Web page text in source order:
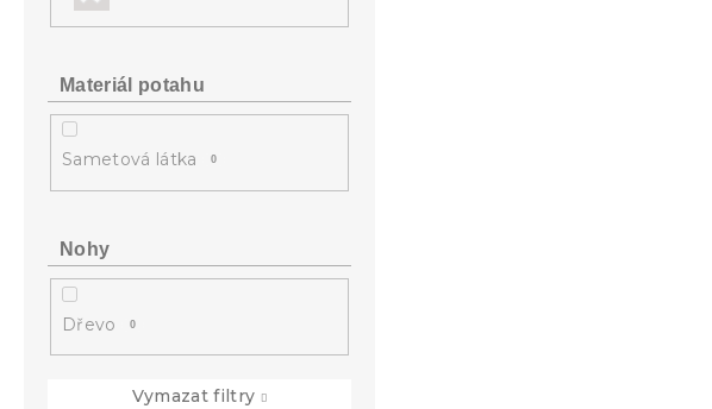
Materiál potahu
Sametová látka 0
Nohy
Dřevo 0
Vymazat filtry